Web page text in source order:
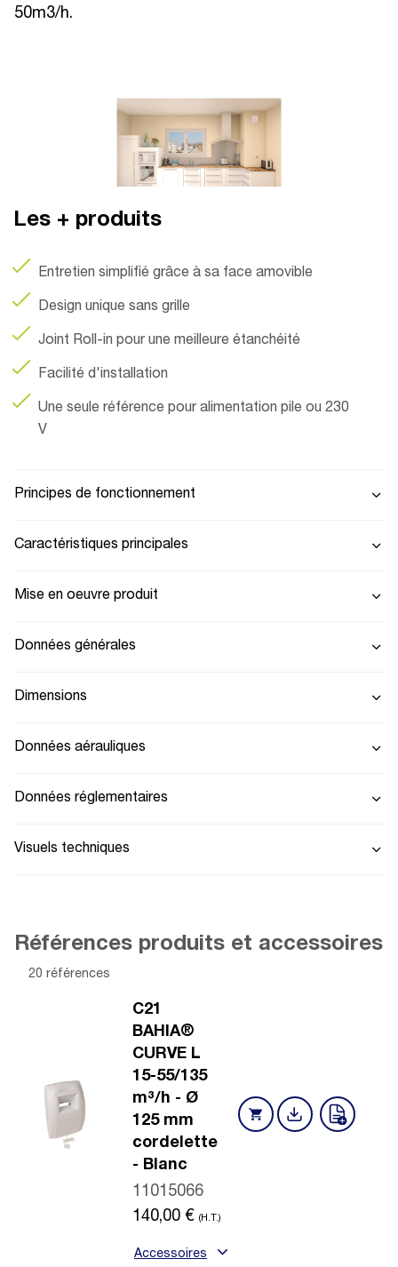
50m3/h.
Les + produits
Entretien simplifié grâce à sa face amovible
Design unique sans grille
Joint Roll-in pour une meilleure étanchéité
Facilité d'installation
Une seule référence pour alimentation pile ou 230
V
Principes de fonctionnement
Caractéristiques principales
Mise en oeuvre produit
Données générales
Dimensions
Données aérauliques
Données réglementaires
Visuels techniques
Références produits et accessoires
20 références
C21
BAHIA®
CURVE L
15-55/135
m³/h - Ø
125 mm
cordelette
- Blanc
11015066
140,00 € (H.T.)
Accessoires